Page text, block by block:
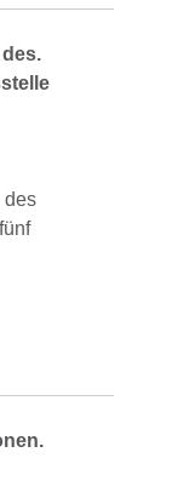
des.
des